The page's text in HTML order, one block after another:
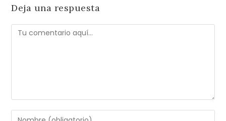
Deja una respuesta
Comentario
Introduce